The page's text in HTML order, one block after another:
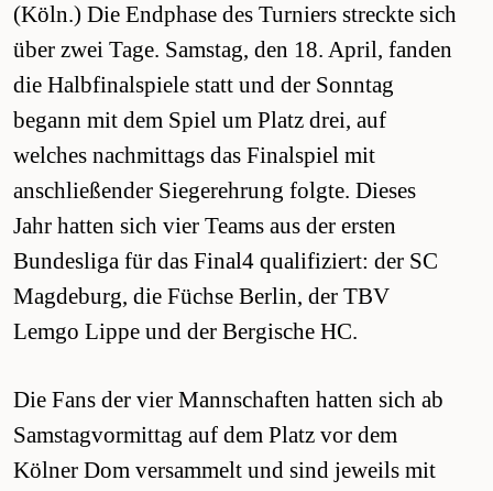
(Köln.) Die Endphase des Turniers streckte sich
über zwei Tage. Samstag, den 18. April, fanden
die Halbfinalspiele statt und der Sonntag
begann mit dem Spiel um Platz drei, auf
welches nachmittags das Finalspiel mit
anschließender Siegerehrung folgte. Dieses
Jahr hatten sich vier Teams aus der ersten
Bundesliga für das Final4 qualifiziert: der SC
Magdeburg, die Füchse Berlin, der TBV
Lemgo Lippe und der Bergische HC.
Die Fans der vier Mannschaften hatten sich ab
Samstagvormittag auf dem Platz vor dem
Kölner Dom versammelt und sind jeweils mit